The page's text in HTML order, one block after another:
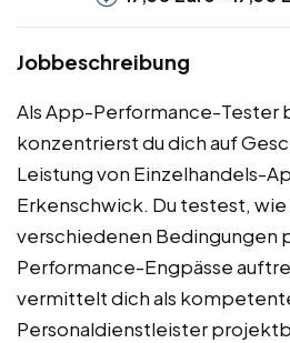
Jobbeschreibung
Als App-Performance-Tester
konzentrierst du dich auf
Leistung von Einzelhandels-
Erkenschwick. Du testest,
verschiedenen Bedingungen
Performance-Engpässe
vermittelt dich als
Personaldienstleister